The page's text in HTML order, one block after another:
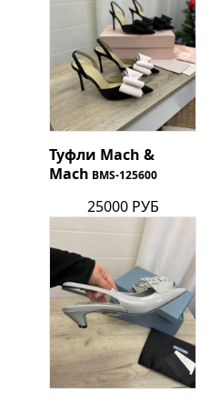
Туфли Mach &
Mach BMS-125600
25000 РУБ